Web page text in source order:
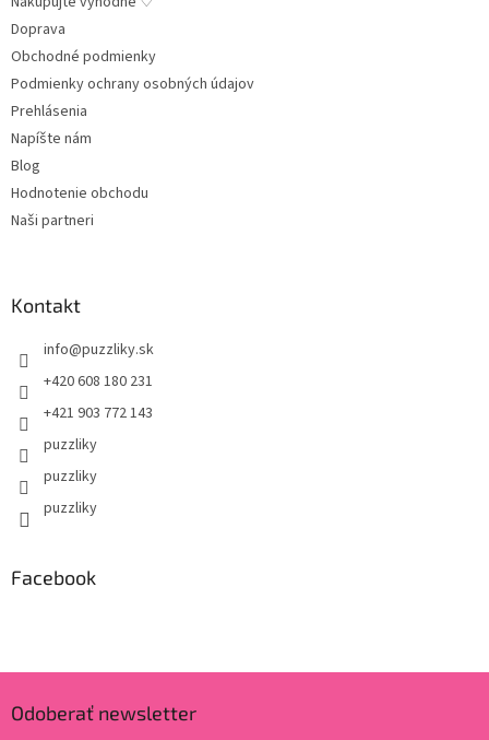
Doprava
Obchodné podmienky
Podmienky ochrany osobných údajov
Prehlásenia
Napíšte nám
Blog
Hodnotenie obchodu
Naši partneri
Kontakt
info@puzzliky.sk
+420 608 180 231
+421 903 772 143
puzzliky
puzzliky
puzzliky
Facebook
Odoberať newsletter